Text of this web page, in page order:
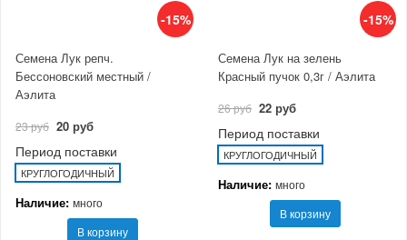
-15%
Семена Лук репч.
Бессоновский местный /
Аэлита
23 руб 20 руб
Период поставки
КРУГЛОГОДИЧНЫЙ
Наличие: много
В корзину
-15%
Семена Лук на зелень
Красный пучок 0,3г / Аэлита
26 руб 22 руб
Период поставки
КРУГЛОГОДИЧНЫЙ
Наличие: много
В корзину